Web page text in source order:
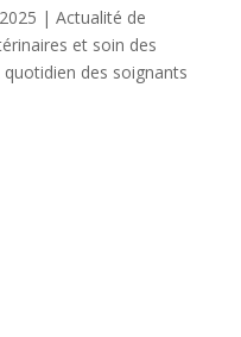
| Actualité de
et soin des
des soignants